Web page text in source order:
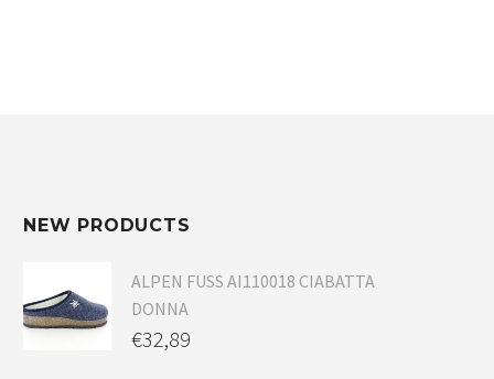
NEW PRODUCTS
ALPEN FUSS AI110018 CIABATTA
DONNA
€32,89